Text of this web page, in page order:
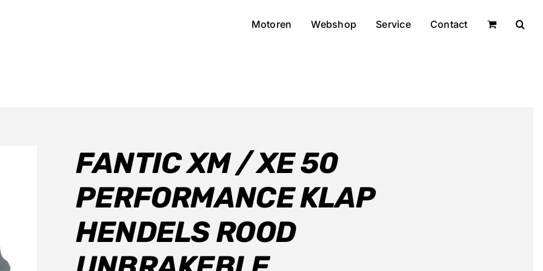
Motoren Webshop Service Contact
FANTIC XM / XE 50
PERFORMANCE KLAP
HENDELS ROOD